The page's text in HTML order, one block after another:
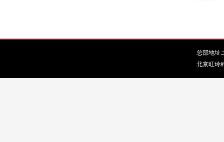
总部地址:
北京旺玲